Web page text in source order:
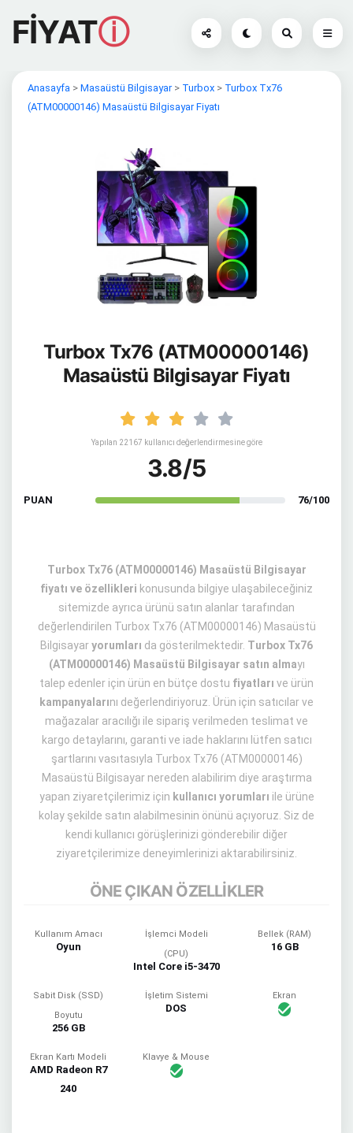
FİYATⓘ
Anasayfa > Masaüstü Bilgisayar> Turbox > Turbox Tx76
(ATM00000146) Masaüstü Bilgisayar Fiyatı
Turbox Tx76 (ATM00000146)
Masaüstü Bilgisayar Fiyatı
Yapılan 22167 kullanıcı değerlendirmesine göre
3.8/5
PUAN 76/100
Turbox Tx76 (ATM00000146) Masaüstü Bilgisayar
fiyatı ve özellikleri konusunda bilgiye ulaşabileceğiniz
sitemizde ayrıca ürünü satın alanlar tarafından
değerlendirilen Turbox Tx76 (ATM00000146) Masaüstü
Bilgisayaryorumları da gösterilmektedir. Turbox Tx76
(ATM00000146) Masaüstü Bilgisayar satın almayı
talep edenler için ürün en bütçe dostu fiyatları ve ürün
kampanyalarını değerlendiriyoruz. Ürün için satıcılar ve
mağazalar aracılığı ile sipariş verilmeden teslimat ve
kargo detaylarını, garanti ve iade haklarını lütfen satıcı
şartlarını vasıtasıyla Turbox Tx76 (ATM00000146)
Masaüstü Bilgisayar nereden alabilirim diye araştırma
yapan ziyaretçilerimiz için kullanıcı yorumları ile ürüne
kolay şekilde satın alabilmesinin önünü açıyoruz. Siz de
kendi kullanıcı görüşlerinizi gönderebilir diğer
ziyaretçilerimize deneyimlerinizi aktarabilirsiniz.
ÖNE ÇIKAN ÖZELLİKLER
Kullanım Amacı
Oyun
İşlemci Modeli
(CPU)
Intel Core i5-3470
Bellek (RAM)
16 GB
Sabit Disk (SSD)
Boyutu
256 GB
İşletim Sistemi
DOS
Ekran
Ekran Kartı Modeli
AMD Radeon R7
240
Klavye & Mouse